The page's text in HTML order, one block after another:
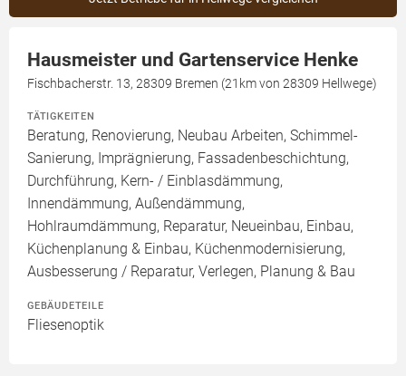
Hausmeister und Gartenservice Henke
Fischbacherstr. 13, 28309 Bremen (21km von 28309 Hellwege)
TÄTIGKEITEN
Beratung, Renovierung, Neubau Arbeiten, Schimmel-
Sanierung, Imprägnierung, Fassadenbeschichtung,
Durchführung, Kern- / Einblasdämmung,
Innendämmung, Außendämmung,
Hohlraumdämmung, Reparatur, Neueinbau, Einbau,
Küchenplanung & Einbau, Küchenmodernisierung,
Ausbesserung / Reparatur, Verlegen, Planung & Bau
GEBÄUDETEILE
Fliesenoptik